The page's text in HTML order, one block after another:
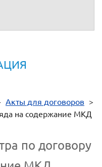
Акты для договоров >
на содержание МКД
по договору